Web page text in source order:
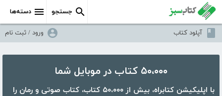
دسته‌ها جستجو
آپلود کتاب ورود / ثبت نام
۵۰،۰۰۰ کتاب در موبایل شما
با اپلیکیشن کتابراه، بیش از ۵۰،۰۰۰ کتاب، کتاب صوتی و رمان را